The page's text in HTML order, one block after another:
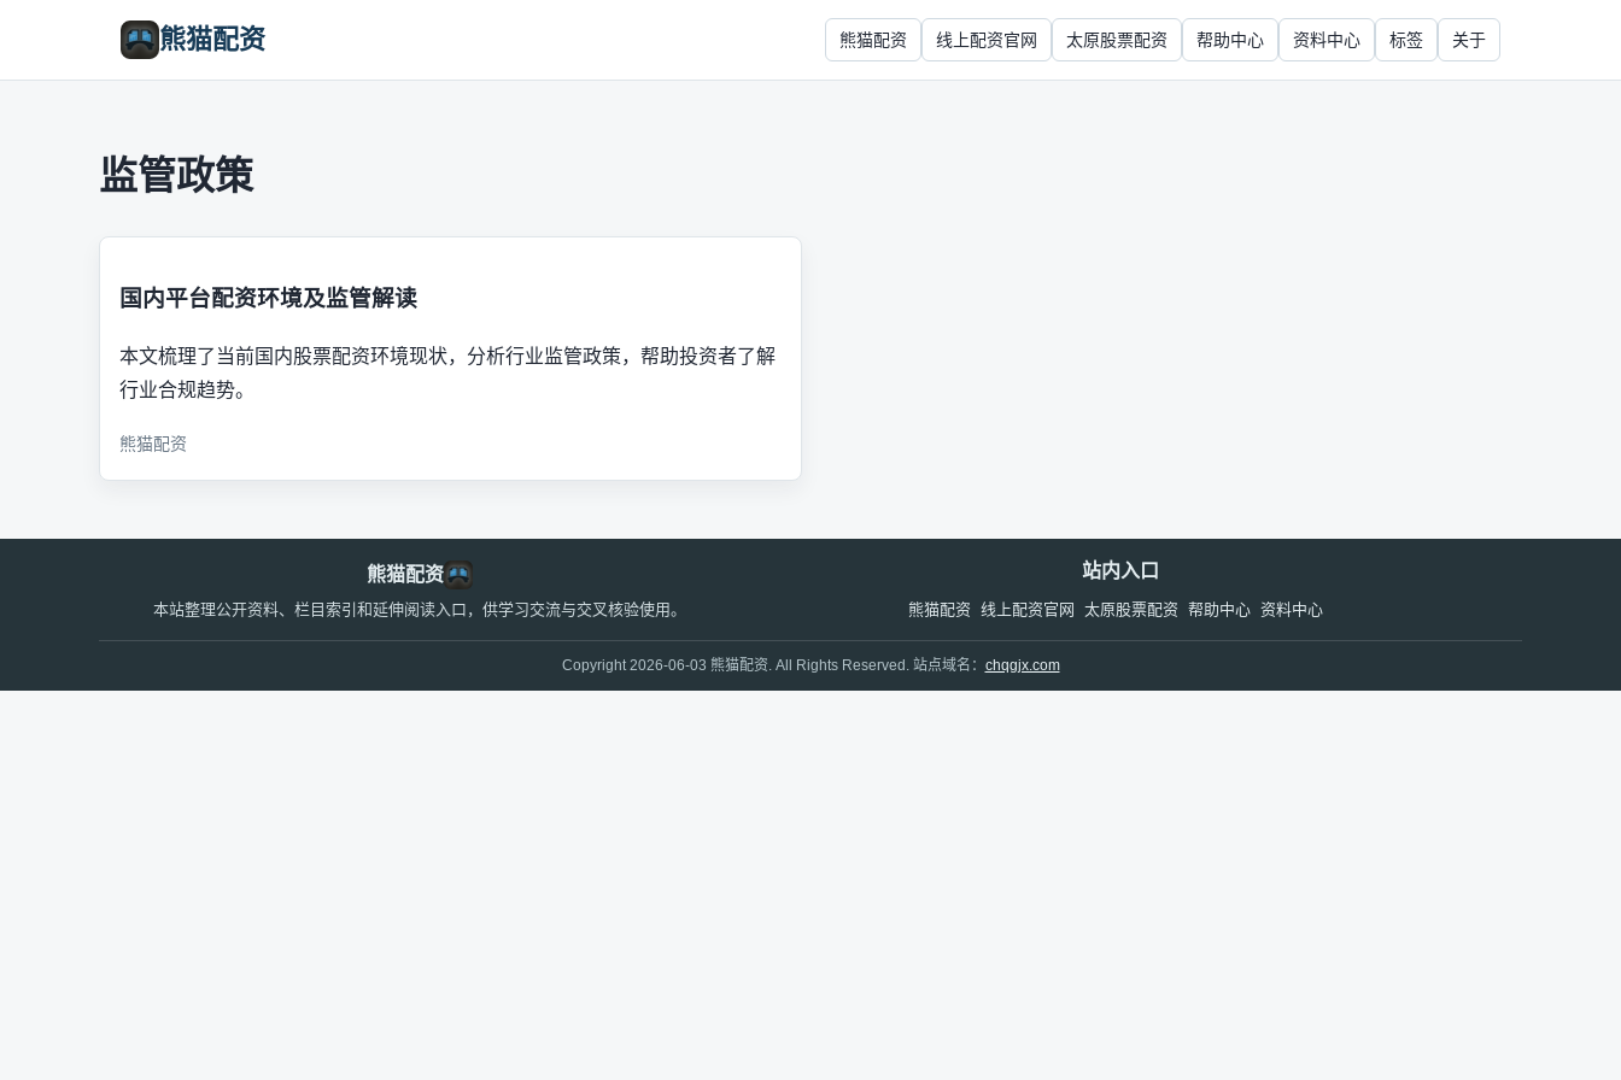
熊猫配资 熊猫配资 线上配资官网 太原股票配资 帮助中心 资料中心 标签 关于
监管政策
国内平台配资环境及监管解读
本文梳理了当前国内股票配资环境现状，分析行业监管政策，帮助投资者了解
行业合规趋势。
熊猫配资
熊猫配资
本站整理公开资料、栏目索引和延伸阅读入口，供学习交流与交叉核验使用。
站内入口
熊猫配资 线上配资官网 太原股票配资 帮助中心 资料中心
Copyright 2026-06-03 熊猫配资. All Rights Reserved. 站点域名： chqgjx.com